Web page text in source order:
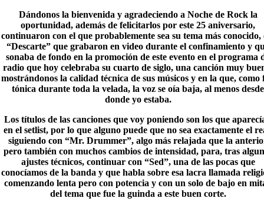
Dándonos la bienvenida y agradeciendo a Noche de Rock la
oportunidad, además de felicitarlos por este 25 aniversario,
continuaron con el que probablemente sea su tema más conocido,
“Descarte” que grabaron en video durante el confinamiento y
sonaba de fondo en la promoción de este evento en el programa
radio que hoy celebraba su cuarto de siglo, una canción muy
mostrándonos la calidad técnica de sus músicos y en la que, como
tónica durante toda la velada, la voz se oía baja, al menos desde
donde yo estaba.
Los títulos de las canciones que voy poniendo son los que
en el setlist, por lo que alguno puede que no sea exactamente el
siguiendo con “Mr. Drummer”, algo más relajada que la
pero también con muchos cambios de intensidad, para, tras
ajustes técnicos, continuar con “Sed”, una de las pocas que
conocíamos de la banda y que habla sobre esa lacra llamada
comenzando lenta pero con potencia y con un solo de bajo en
del tema que fue la guinda a este buen corte.